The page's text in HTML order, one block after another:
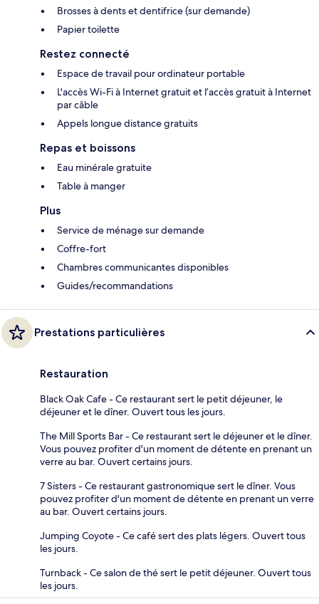
Brosses à dents et dentifrice (sur demande)
Papier toilette
Restez connecté
Espace de travail pour ordinateur portable
L'accès Wi-Fi à Internet gratuit et l’accès gratuit à Internet
par câble
Appels longue distance gratuits
Repas et boissons
Eau minérale gratuite
Table à manger
Plus
Service de ménage sur demande
Coffre-fort
Chambres communicantes disponibles
Guides/recommandations
Prestations particulières
Restauration
Black Oak Cafe - Ce restaurant sert le petit déjeuner, le
déjeuner et le dîner. Ouvert tous les jours.
The Mill Sports Bar - Ce restaurant sert le déjeuner et le dîner.
Vous pouvez profiter d'un moment de détente en prenant un
verre au bar. Ouvert certains jours.
7 Sisters - Ce restaurant gastronomique sert le dîner. Vous
pouvez profiter d'un moment de détente en prenant un verre
au bar. Ouvert certains jours.
Jumping Coyote - Ce café sert des plats légers. Ouvert tous
les jours.
Turnback - Ce salon de thé sert le petit déjeuner. Ouvert tous
les jours.